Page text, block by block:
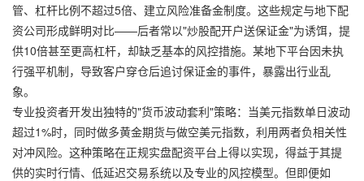
管、杠杆比例不超过5倍、建立风险准备金制度。这些规定与地下配
资公司形成鲜明对比——后者常以"炒股配开户送保证金"为诱饵，提
供10倍甚至更高杠杆，却缺乏基本的风控措施。某地下平台因未执
行强平机制，导致客户穿仓后追讨保证金的事件，暴露出行业乱
象。
专业投资者开发出独特的"货币波动套利"策略：当美元指数单日波动
超过1%时，同时做多黄金期货与做空美元指数，利用两者负相关性
对冲风险。这种策略在正规实盘配资平台上得以实现，得益于其提
供的实时行情、低延迟交易系统以及专业的风控模型。但即便如